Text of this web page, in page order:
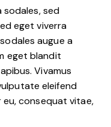
sodales, sed
eget viverra
augue a
eget blandit
Vivamus
eleifend
consequat vitae,